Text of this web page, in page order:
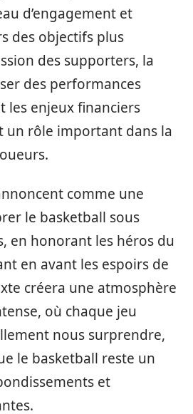
d’engagement et
des objectifs plus
des supporters, la
des performances
les enjeux financiers
un rôle important dans la
comme une
le basketball sous
en honorant les héros du
en avant les espoirs de
créera une atmosphère
où chaque jeu
nous surprendre,
le basketball reste un
et